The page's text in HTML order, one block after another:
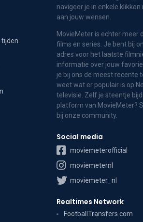
tijden
navigeer je in enkele
aan jouw wensen.
MovieMeter is echter meer
films en series. Je bent bij
adres voor het laatste
informatie over jouw
je bij ons de meest recente
weet wat er populair is op
televisie. Zelf je steentje
platform van MovieMeter?
bij onze community.
Social media
moviemeterofficial
moviemeternl
moviemeter_nl
Realtimes Network
FootballTransfers.com